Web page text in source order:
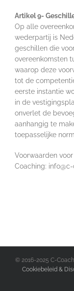
Artikel 9-
Op alle
wederpartij is
geschillen die
overeenkomsten
waarop deze
tot de
eerste instantie
in de
onverlet de
aanhangig te
toepasselijke
Voorwaarden
Coaching:
© 2016-2025 C-
Cookiebeleid &